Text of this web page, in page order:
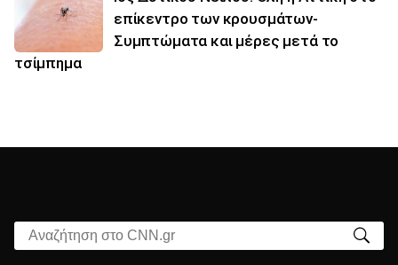
επίκεντρο των κρουσμάτων-
Συμπτώματα και μέρες μετά το
τσίμπημα
Αναζήτηση στο CNN.gr